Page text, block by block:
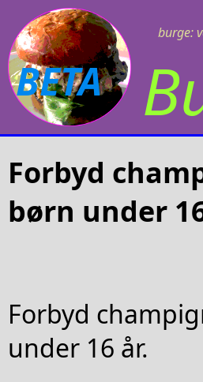
burge:
BETA
Forbyd
børn under
Forbyd
under 16 år.